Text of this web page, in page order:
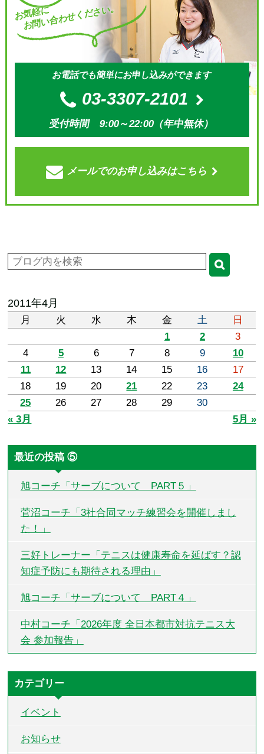
お気軽に
お問い合わせください。
お電話でも簡単にお申し込みができます
03-3307-2101
受付時間 9:00～22:00（年中無休）
メールでのお申し込みはこちら
2011年4月
月 火 水 木 金 土
日
1
2
3
4
5 6 7 8 9
10
11
12 13 14 15 16
17
18
19 20 21 22 23
24
25
26 27 28 29
30
« 3月
5月 »
最近の投稿 ⑤
旭コーチ「サーブについて PART５」
菅沼コーチ「3社合同マッチ練習会を開催しまし
た！」
三好トレーナー「テニスは健康寿命を延ばす？認
知症予防にも期待される理由」
旭コーチ「サーブについて PART４」
中村コーチ「2026年度 全日本都市対抗テニス大
会 参加報告」
カテゴリー
イベント
お知らせ